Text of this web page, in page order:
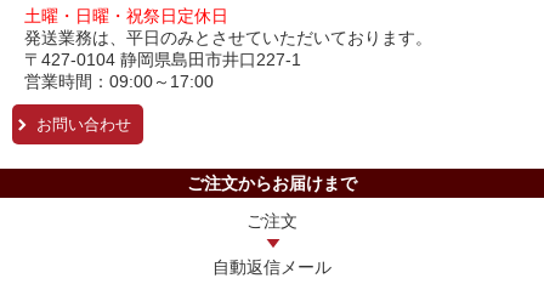
土曜・日曜・祝祭日定休日
発送業務は、平日のみとさせていただいております。
〒427-0104 静岡県島田市井口227-1
営業時間：09:00～17:00
お問い合わせ
ご注文からお届けまで
ご注文
自動返信メール